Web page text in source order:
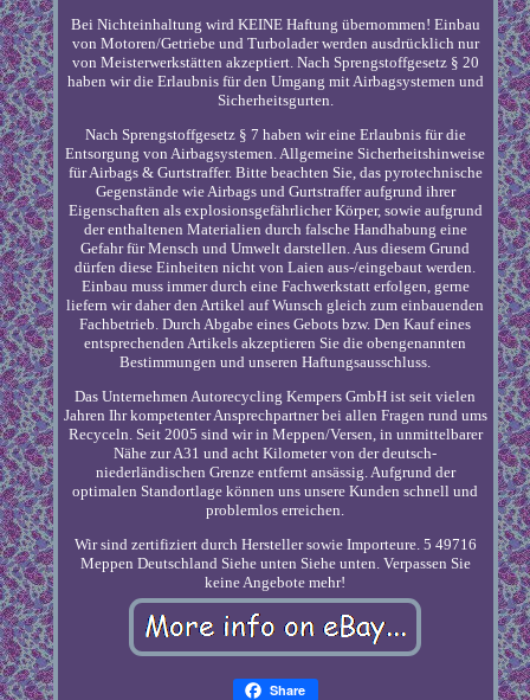
Bei Nichteinhaltung wird KEINE Haftung übernommen! Einbau
von Motoren/Getriebe und Turbolader werden ausdrücklich nur
von Meisterwerkstätten akzeptiert. Nach Sprengstoffgesetz § 20
haben wir die Erlaubnis für den Umgang mit Airbagsystemen und
Sicherheitsgurten.
Nach Sprengstoffgesetz § 7 haben wir eine Erlaubnis für die
Entsorgung von Airbagsystemen. Allgemeine Sicherheitshinweise
für Airbags & Gurtstraffer. Bitte beachten Sie, das pyrotechnische
Gegenstände wie Airbags und Gurtstraffer aufgrund ihrer
Eigenschaften als explosionsgefährlicher Körper, sowie aufgrund
der enthaltenen Materialien durch falsche Handhabung eine
Gefahr für Mensch und Umwelt darstellen. Aus diesem Grund
dürfen diese Einheiten nicht von Laien aus-/eingebaut werden.
Einbau muss immer durch eine Fachwerkstatt erfolgen, gerne
liefern wir daher den Artikel auf Wunsch gleich zum einbauenden
Fachbetrieb. Durch Abgabe eines Gebots bzw. Den Kauf eines
entsprechenden Artikels akzeptieren Sie die obengenannten
Bestimmungen und unseren Haftungsausschluss.
Das Unternehmen Autorecycling Kempers GmbH ist seit vielen
Jahren Ihr kompetenter Ansprechpartner bei allen Fragen rund ums
Recyceln. Seit 2005 sind wir in Meppen/Versen, in unmittelbarer
Nähe zur A31 und acht Kilometer von der deutsch-
niederländischen Grenze entfernt ansässig. Aufgrund der
optimalen Standortlage können uns unsere Kunden schnell und
problemlos erreichen.
Wir sind zertifiziert durch Hersteller sowie Importeure. 5 49716
Meppen Deutschland Siehe unten Siehe unten. Verpassen Sie
keine Angebote mehr!
Share